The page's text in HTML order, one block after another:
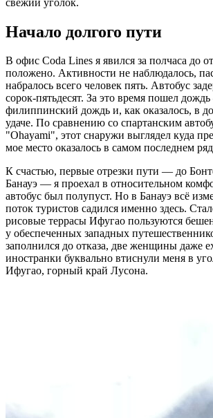
Начало долгого пути
В офис Coda Lines я явился за полчаса до
положено. Активности не наблюдалось,
набралось всего человек пять. Автобус
сорок-пятьдесят. За это время пошел
филиппинский дождь и, как оказалось, в
удаче. По сравнению со спартанским
"Ohayami", этот снаружи выглядел куда
мое место оказалось в самом последнем
К счастью, первые отрезки пути — до
Банауэ — я проехал в относительном
автобус был полупуст. Но в Банауэ всё
поток туристов садился именно здесь.
рисовые террасы Ифугао пользуются
у обеспеченных западных
заполнился до отказа, две женщины даже
иностранки буквально втиснули меня в
Ифугао, горный край Лусона.